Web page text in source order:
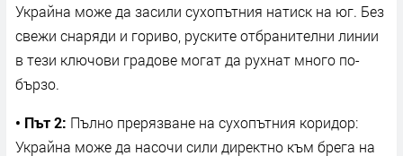
Украйна може да засили сухопътния натиск на юг. Без
свежи снаряди и гориво, руските отбранителни линии
в тези ключови градове могат да рухнат много по-
бързо.
• Път 2: Пълно прерязване на сухопътния коридор:
Украйна може да насочи сили директно към брега на